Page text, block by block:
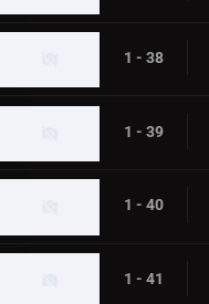
1 - 38
1 - 39
1 - 40
1 - 41